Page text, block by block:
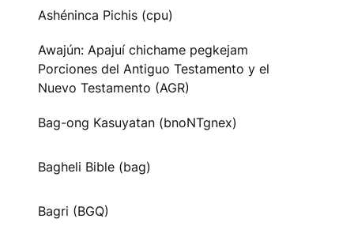
Ashéninca Pichis (cpu)
Awajún: Apajuí chichame pegkejam
Porciones del Antiguo Testamento y el
Nuevo Testamento (AGR)
Bag-ong Kasuyatan (bnoNTgnex)
Bagheli Bible (bag)
Bagri (BGQ)